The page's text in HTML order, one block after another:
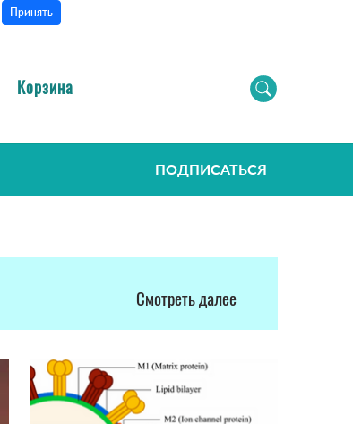
Принять
Корзина
ПОДПИСАТЬСЯ
Смотреть далее